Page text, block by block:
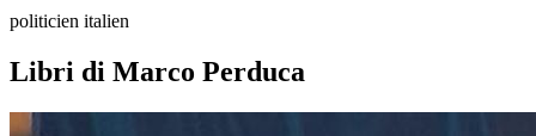
politicien italien
Libri di Marco Perduca